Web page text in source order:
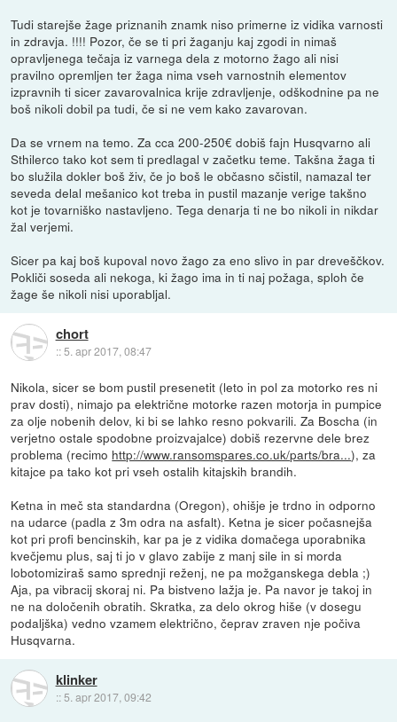
Tudi starejše žage priznanih znamk niso primerne iz vidika varnosti
in zdravja. !!!! Pozor, če se ti pri žaganju kaj zgodi in nimaš
opravljenega tečaja iz varnega dela z motorno žago ali nisi
pravilno opremljen ter žaga nima vseh varnostnih elementov
izpravnih ti sicer zavarovalnica krije zdravljenje, odškodnine pa ne
boš nikoli dobil pa tudi, če si ne vem kako zavarovan.
Da se vrnem na temo. Za cca 200-250€ dobiš fajn Husqvarno ali
Sthilerco tako kot sem ti predlagal v začetku teme. Takšna žaga ti
bo služila dokler boš živ, če jo boš le občasno sčistil, namazal ter
seveda delal mešanico kot treba in pustil mazanje verige takšno
kot je tovarniško nastavljeno. Tega denarja ti ne bo nikoli in nikdar
žal verjemi.
Sicer pa kaj boš kupoval novo žago za eno slivo in par dreveščkov.
Pokliči soseda ali nekoga, ki žago ima in ti naj požaga, sploh če
žage še nikoli nisi uporabljal.
chort
::5. apr 2017, 08:47
Nikola, sicer se bom pustil presenetit (leto in pol za motorko res ni
prav dosti), nimajo pa električne motorke razen motorja in pumpice
za olje nobenih delov, ki bi se lahko resno pokvarili. Za Boscha (in
verjetno ostale spodobne proizvajalce) dobiš rezervne dele brez
problema (recimo http://www.ransomspares.co.uk/parts/bra...), za
kitajce pa tako kot pri vseh ostalih kitajskih brandih.
Ketna in meč sta standardna (Oregon), ohišje je trdno in odporno
na udarce (padla z 3m odra na asfalt). Ketna je sicer počasnejša
kot pri profi bencinskih, kar pa je z vidika domačega uporabnika
kvečjemu plus, saj ti jo v glavo zabije z manj sile in si morda
lobotomiziraš samo sprednji reženj, ne pa možganskega debla ;)
Aja, pa vibracij skoraj ni. Pa bistveno lažja je. Pa navor je takoj in
ne na določenih obratih. Skratka, za delo okrog hiše (v dosegu
podaljška) vedno vzamem električno, čeprav zraven nje počiva
Husqvarna.
klinker
:: 5. apr 2017, 09:42